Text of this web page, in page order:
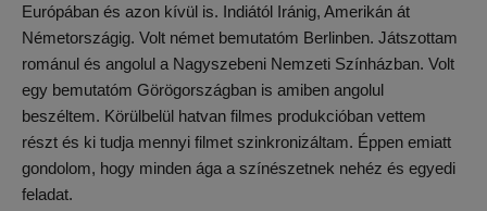
Európában és azon kívül is. Indiától Iránig, Amerikán át
Németországig. Volt német bemutatóm Berlinben. Játszottam
románul és angolul a Nagyszebeni Nemzeti Színházban. Volt
egy bemutatóm Görögországban is amiben angolul
beszéltem. Körülbelül hatvan filmes produkcióban vettem
részt és ki tudja mennyi filmet szinkronizáltam. Éppen emiatt
gondolom, hogy minden ága a színészetnek nehéz és egyedi
feladat.